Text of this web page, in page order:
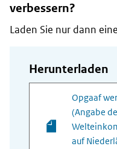
verbessern?
Laden Sie nur dann
Herunterladen
Opgaaf
(Angabe
auf